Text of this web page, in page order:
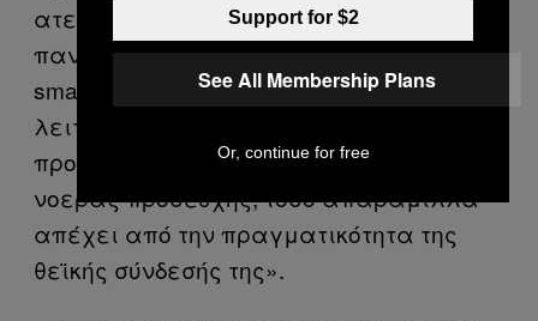
ατελείωτα και παθιασμένα με
πανταχού παρούσες οθόνες από tablets,
smartphones και pc. Το παράδειγμα
λειτουργίας του Wi-Fi, όσο και αν
προσομοιώνεται με την κίνηση της
νοεράς προσευχής, τόσο απαράμιλλα
απέχει από την πραγματικότητα της
θεϊκής σύνδεσής της».
Support for $2
See All Membership Plans
Or, continue for free